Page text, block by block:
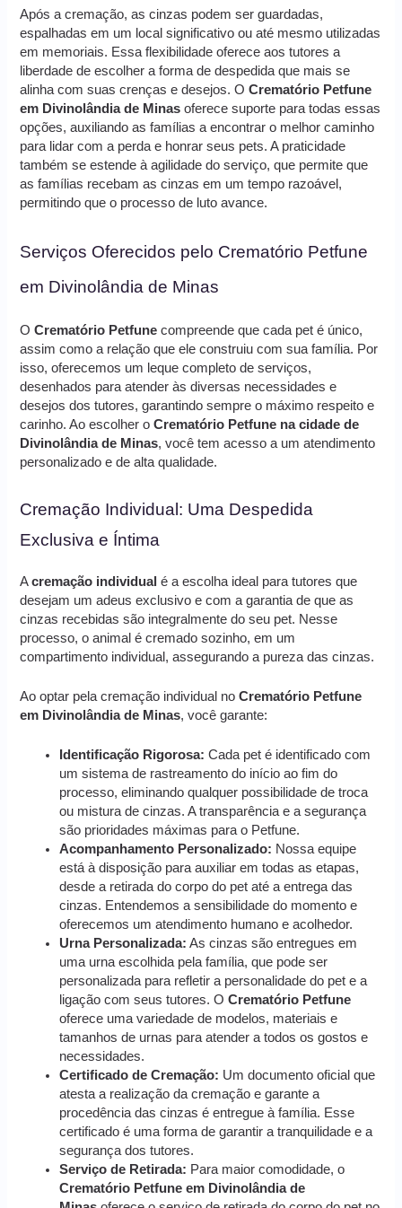
Após a cremação, as cinzas podem ser guardadas,
espalhadas em um local significativo ou até mesmo utilizadas
em memoriais. Essa flexibilidade oferece aos tutores a
liberdade de escolher a forma de despedida que mais se
alinha com suas crenças e desejos. OCrematório Petfune
em Divinolândia de Minas oferece suporte para todas essas
opções, auxiliando as famílias a encontrar o melhor caminho
para lidar com a perda e honrar seus pets. A praticidade
também se estende à agilidade do serviço, que permite que
as famílias recebam as cinzas em um tempo razoável,
permitindo que o processo de luto avance.
Serviços Oferecidos pelo Crematório Petfune
em Divinolândia de Minas
OCrematório Petfune compreende que cada pet é único,
assim como a relação que ele construiu com sua família. Por
isso, oferecemos um leque completo de serviços,
desenhados para atender às diversas necessidades e
desejos dos tutores, garantindo sempre o máximo respeito e
carinho. Ao escolher oCrematório Petfune na cidade de
Divinolândia de Minas, você tem acesso a um atendimento
personalizado e de alta qualidade.
Cremação Individual: Uma Despedida
Exclusiva e Íntima
Acremação individual é a escolha ideal para tutores que
desejam um adeus exclusivo e com a garantia de que as
cinzas recebidas são integralmente do seu pet. Nesse
processo, o animal é cremado sozinho, em um
compartimento individual, assegurando a pureza das cinzas.
Ao optar pela cremação individual noCrematório Petfune
em Divinolândia de Minas, você garante:
Identificação Rigorosa: Cada pet é identificado com
um sistema de rastreamento do início ao fim do
processo, eliminando qualquer possibilidade de troca
ou mistura de cinzas. A transparência e a segurança
são prioridades máximas para o Petfune.
Acompanhamento Personalizado: Nossa equipe
está à disposição para auxiliar em todas as etapas,
desde a retirada do corpo do pet até a entrega das
cinzas. Entendemos a sensibilidade do momento e
oferecemos um atendimento humano e acolhedor.
Urna Personalizada: As cinzas são entregues em
uma urna escolhida pela família, que pode ser
personalizada para refletir a personalidade do pet e a
ligação com seus tutores. OCrematório Petfune
oferece uma variedade de modelos, materiais e
tamanhos de urnas para atender a todos os gostos e
necessidades.
Certificado de Cremação: Um documento oficial que
atesta a realização da cremação e garante a
procedência das cinzas é entregue à família. Esse
certificado é uma forma de garantir a tranquilidade e a
segurança dos tutores.
Serviço de Retirada: Para maior comodidade, o
Crematório Petfune em Divinolândia de